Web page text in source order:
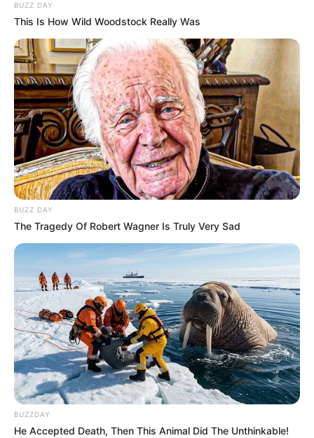
BUZZ DAY
This Is How Wild Woodstock Really Was
BUZZ DAY
The Tragedy Of Robert Wagner Is Truly Very Sad
BUZZDAY
He Accepted Death, Then This Animal Did The Unthinkable!